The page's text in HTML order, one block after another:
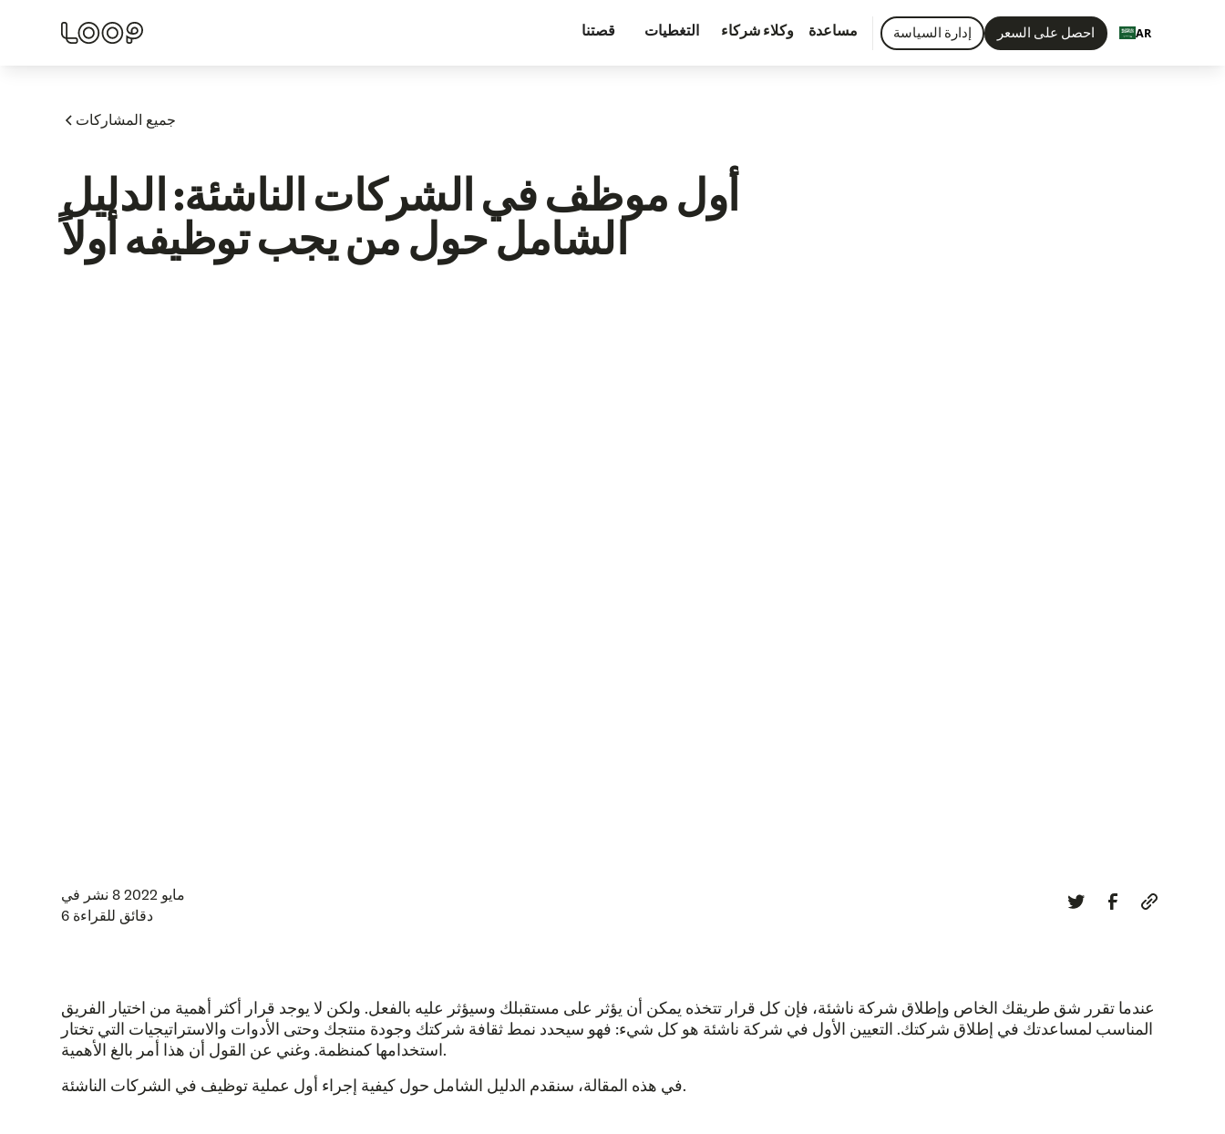
قصتنا التغطيات وكلاء شركاء مساعدة إدارة السياسة احصل على السعر AR
جميع المشاركات
أول موظف في الشركات الناشئة: الدليل
الشامل حول من يجب توظيفه أولاً
نشر في
8 مايو 2022
6 دقائق للقراءة
عندما تقرر شق طريقك الخاص وإطلاق شركة ناشئة، فإن كل قرار تتخذه يمكن أن يؤثر على مستقبلك وسيؤثر عليه بالفعل. ولكن لا يوجد قرار أكثر أهمية من اختيار الفريق
المناسب لمساعدتك في إطلاق شركتك. التعيين الأول في شركة ناشئة هو كل شيء: فهو سيحدد نمط ثقافة شركتك وجودة منتجك وحتى الأدوات والاستراتيجيات التي تختار
استخدامها كمنظمة. وغني عن القول أن هذا أمر بالغ الأهمية.
في هذه المقالة، سنقدم الدليل الشامل حول كيفية إجراء أول عملية توظيف في الشركات الناشئة.